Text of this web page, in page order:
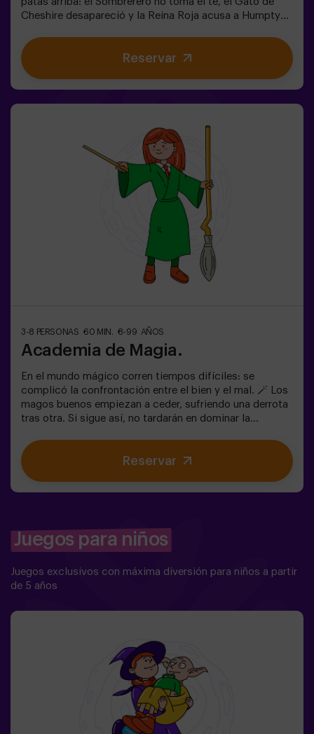
Cheshire desapareció y la Reina Roja acusa a Humpty
tu ayuda para descubrirlo!En este escape room lleno de
magia y locura, tendrás que:✔ Resolver enigmas
absurdos (como los que le gustan al Sombrerero).✔
siempre. ¿Te atreves a entrar en este mundo donde la
lógica no existe… pero el reloj sí corre en tu contra?✅
Ideal para grupos grandes | planes con amigos |
despedida de soltera | team building❗ Niños menores de
15 años, deberán ir acompañados de un adulto. Existe la
opción de contratar a un monitor para acompañarlos en
la aventura, consúltanos las condiciones.
Reservar
3-8 PERSONAS 60 MIN. 8-99 AÑOS
Academia de Magia.
En el mundo mágico corren tiempos difíciles: se
complicó la confrontación entre el bien y el mal. 🪄 Los
magos buenos empiezan a ceder, sufriendo una derrota
tras otra. Si sigue así, no tardarán en dominar la
equilibrio es utilizar el poder de la piedra filosofal.
Primero hay que crearla pero... ¡nadie ha conseguido
hacerlo en toda la historia de la magia! Os espera la
acompañados por al menos de un adulto. Existe la
opción de que un monitor les acompañe en la aventura,
la sala ⚠️ 🧩 Nivel de dificultad: bajo.
Reservar
Juegos para niños
Juegos exclusivos con máxima diversión para niños a partir
de 5 años